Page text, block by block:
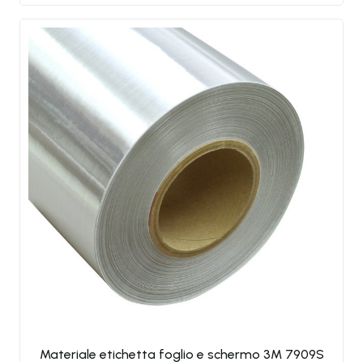
Materiale etichetta foglio e schermo 3M 7909S